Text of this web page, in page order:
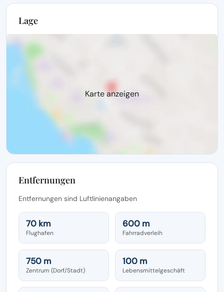
Lage
Karte anzeigen
Entfernungen
Entfernungen sind Luftlinienangaben
70 km
Flughafen
600 m
Fahrradverleih
750 m
Zentrum (Dorf/Stadt)
100 m
Lebensmittelgeschäft